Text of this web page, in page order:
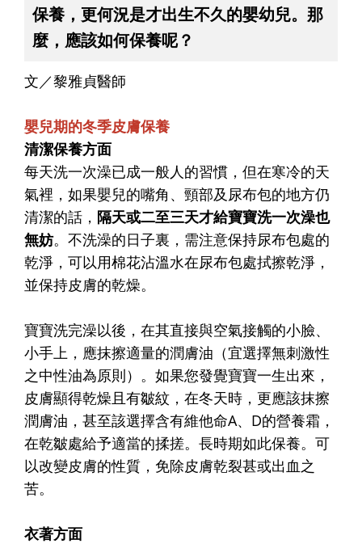
保養，更何況是才出生不久的嬰幼兒。那
麼，應該如何保養呢？
文／黎雅貞醫師
嬰兒期的冬季皮膚保養
清潔保養方面
每天洗一次澡已成一般人的習慣，但在寒冷的天
氣裡，如果嬰兒的嘴角、頸部及尿布包的地方仍
清潔的話， 隔天或二至三天才給寶寶洗一次澡也
無妨。不洗澡的日子裏，需注意保持尿布包處的
乾淨，可以用棉花沾溫水在尿布包處拭擦乾淨，
並保持皮膚的乾燥。
寶寶洗完澡以後，在其直接與空氣接觸的小臉、
小手上，應抹擦適量的潤膚油（宜選擇無刺激性
之中性油為原則）。如果您發覺寶寶一生出來，
皮膚顯得乾燥且有皺紋，在冬天時，更應該抹擦
潤膚油，甚至該選擇含有維他命A、D的營養霜，
在乾皺處給予適當的揉搓。長時期如此保養。可
以改變皮膚的性質，免除皮膚乾裂甚或出血之
苦。
衣著方面